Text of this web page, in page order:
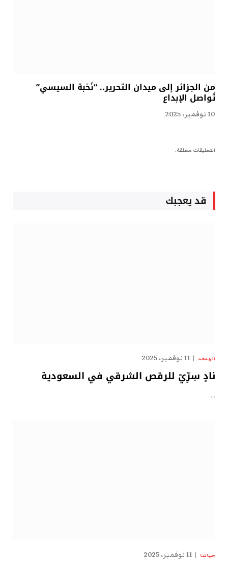
من الجزائر إلى ميدان التحرير.. “نُخبة السيسي”
تُواصل الإبداع
10 نوفمبر، 2025
التعليقات مغلقة.
قد يعجبك
الهدهد 11 نوفمبر، 2025
نادٍ سِرِّيّ للرقص الشرقي في السعودية
…
حياتنا 11 نوفمبر، 2025